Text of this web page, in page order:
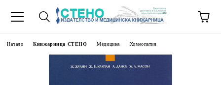
Начало Книжарница СТЕНО Медицина Хомеопатия